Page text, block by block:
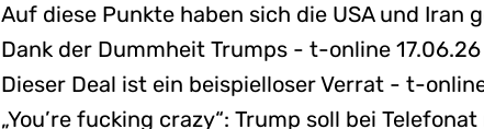
Auf diese Punkte haben sich die USA und Iran
Dank der Dummheit Trumps - t-online 17.06.26
Dieser Deal ist ein beispielloser Verrat - t-
„You’re fucking crazy“: Trump soll bei